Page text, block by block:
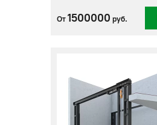
От 1500000 руб.